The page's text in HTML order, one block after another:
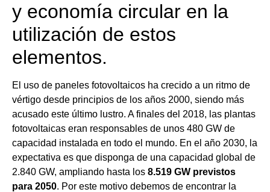
y economía circular en la
utilización de estos
elementos.
El uso de paneles fotovoltaicos ha crecido a un ritmo de
vértigo desde principios de los años 2000, siendo más
acusado este último lustro. A finales del 2018, las plantas
fotovoltaicas eran responsables de unos 480 GW de
capacidad instalada en todo el mundo. En el año 2030, la
expectativa es que disponga de una capacidad global de
2.840 GW, ampliando hasta los 8.519 GW previstos
para 2050. Por este motivo debemos de encontrar la